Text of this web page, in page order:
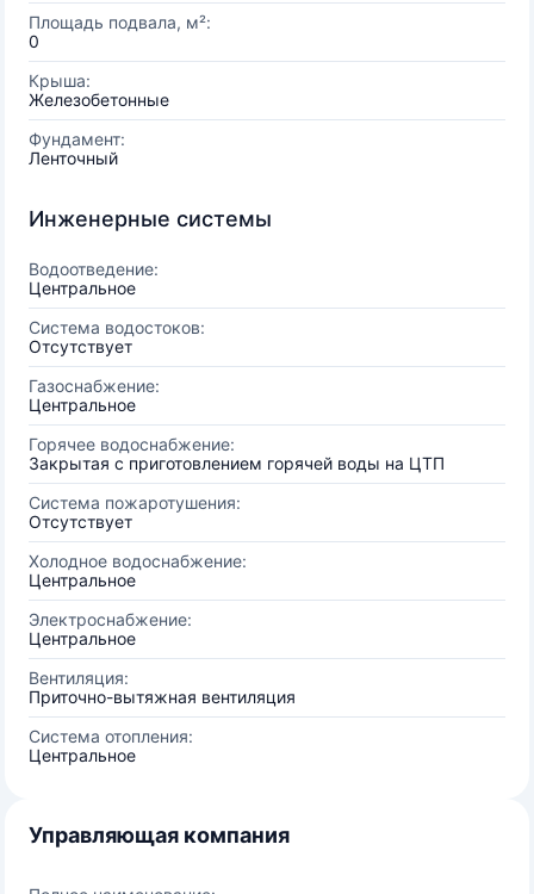
Площадь подвала, м²:
0
Крыша:
Железобетонные
Фундамент:
Ленточный
Инженерные системы
Водоотведение:
Центральное
Система водостоков:
Отсутствует
Газоснабжение:
Центральное
Горячее водоснабжение:
Закрытая с приготовлением горячей воды на ЦТП
Система пожаротушения:
Отсутствует
Холодное водоснабжение:
Центральное
Электроснабжение:
Центральное
Вентиляция:
Приточно-вытяжная вентиляция
Система отопления:
Центральное
Управляющая компания